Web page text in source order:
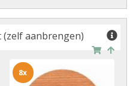
aanbrengen)
8x